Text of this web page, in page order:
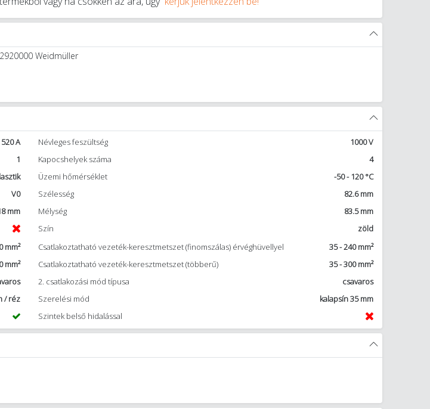
Weidmüller
520 A Névleges feszültség
1000 V
1 Kapocshelyek száma
4
Üzemi hőmérséklet
-50 - 120 °C
V0 Szélesség
82.6 mm
mm Mélység
83.5 mm
Szín
zöld
mm² Csatlakoztatható vezeték-keresztmetszet (finomszálas) érvéghüvellyel
35 - 240 mm²
mm² Csatlakoztatható vezeték-keresztmetszet (többerű)
35 - 300 mm²
2. csatlakozási mód típusa
csavaros
/ réz Szerelési mód
kalapsín 35 mm
Szintek belső hidalással